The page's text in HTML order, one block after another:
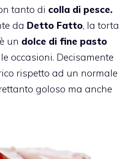
tanto di colla di pesce.
da Detto Fatto, la torta
un dolce di fine pasto
occasioni. Decisamente
rispetto ad un normale
goloso ma anche